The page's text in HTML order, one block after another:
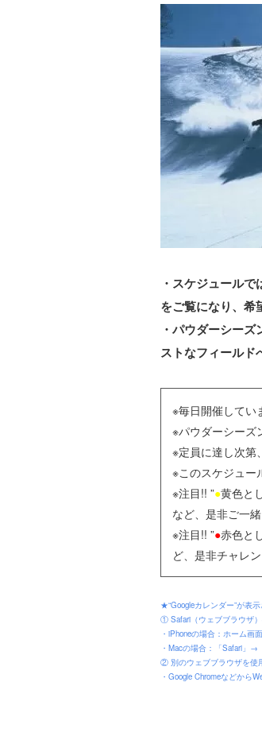
・スケジュール
をご覧になり、希
・パウダーシー
ストなフィールド
※毎日開催してい
※パウダーシーズ
※定員に達し次第
※このスケジュー
※注目!! ”●黄色と
など、是非ご一
※注目!! ”●赤色と
ど、是非チャレ
★“Googleカレンダー”が表
① Safari（ウェブブラウザ）
・iPhoneの場合：ホーム
・Macの場合：「Safari」
② 別のウェブブラウザを使
・Google Chromeなどから